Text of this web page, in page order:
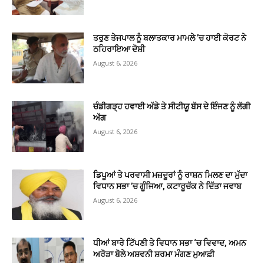
ਤਰੁਣ ਤੇਜਪਾਲ ਨੂੰ ਬਲਾਤਕਾਰ ਮਾਮਲੇ ’ਚ ਹਾਈ ਕੋਰਟ ਨੇ
ਠਹਿਰਾਇਆ ਦੋਸ਼ੀ
August 6, 2026
ਚੰਡੀਗੜ੍ਹ ਹਵਾਈ ਅੱਡੇ ਤੇ ਸੀਟੀਯੂ ਬੱਸ ਦੇ ਇੰਜਣ ਨੂੰ ਲੱਗੀ
ਅੱਗ
August 6, 2026
ਡਿਪੂਆਂ ਤੇ ਪਰਵਾਸੀ ਮਜ਼ਦੂਰਾਂ ਨੂੰ ਰਾਸ਼ਨ ਮਿਲਣ ਦਾ ਮੁੱਦਾ
ਵਿਧਾਨ ਸਭਾ ’ਚ ਗੂੰਜਿਆ, ਕਟਾਰੂਚੱਕ ਨੇ ਦਿੱਤਾ ਜਵਾਬ
August 6, 2026
ਧੀਆਂ ਬਾਰੇ ਟਿੱਪਣੀ ਤੇ ਵਿਧਾਨ ਸਭਾ ‘ਚ ਵਿਵਾਦ, ਅਮਨ
ਅਰੋੜਾ ਬੋਲੇ ਅਸ਼ਵਨੀ ਸ਼ਰਮਾ ਮੰਗਣ ਮੁਆਫ਼ੀ